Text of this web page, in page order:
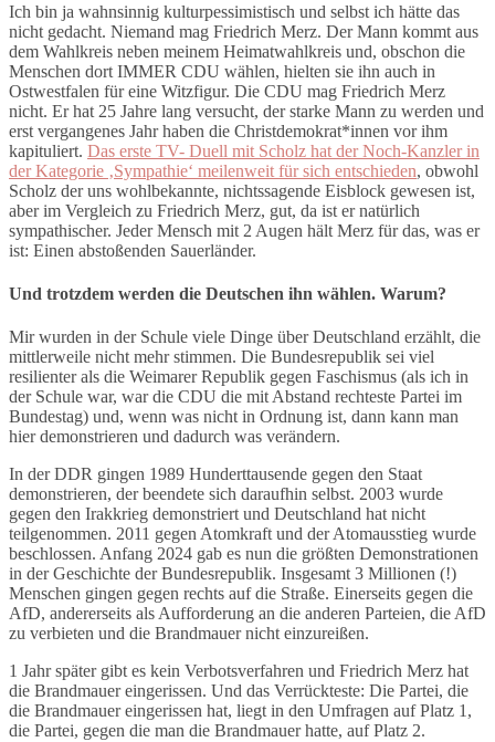
Ich bin ja wahnsinnig kulturpessimistisch und selbst ich hätte das
nicht gedacht. Niemand mag Friedrich Merz. Der Mann kommt aus
dem Wahlkreis neben meinem Heimatwahlkreis und, obschon die
Menschen dort IMMER CDU wählen, hielten sie ihn auch in
Ostwestfalen für eine Witzfigur. Die CDU mag Friedrich Merz
nicht. Er hat 25 Jahre lang versucht, der starke Mann zu werden und
erst vergangenes Jahr haben die Christdemokrat*innen vor ihm
kapituliert. Das erste TV- Duell mit Scholz hat der Noch-Kanzler in
der Kategorie ‚Sympathie‘ meilenweit für sich entschieden, obwohl
Scholz der uns wohlbekannte, nichtssagende Eisblock gewesen ist,
aber im Vergleich zu Friedrich Merz, gut, da ist er natürlich
sympathischer. Jeder Mensch mit 2 Augen hält Merz für das, was er
ist: Einen abstoßenden Sauerländer.
Und trotzdem werden die Deutschen ihn wählen. Warum?
Mir wurden in der Schule viele Dinge über Deutschland erzählt, die
mittlerweile nicht mehr stimmen. Die Bundesrepublik sei viel
resilienter als die Weimarer Republik gegen Faschismus (als ich in
der Schule war, war die CDU die mit Abstand rechteste Partei im
Bundestag) und, wenn was nicht in Ordnung ist, dann kann man
hier demonstrieren und dadurch was verändern.
In der DDR gingen 1989 Hunderttausende gegen den Staat
demonstrieren, der beendete sich daraufhin selbst. 2003 wurde
gegen den Irakkrieg demonstriert und Deutschland hat nicht
teilgenommen. 2011 gegen Atomkraft und der Atomausstieg wurde
beschlossen. Anfang 2024 gab es nun die größten Demonstrationen
in der Geschichte der Bundesrepublik. Insgesamt 3 Millionen (!)
Menschen gingen gegen rechts auf die Straße. Einerseits gegen die
AfD, andererseits als Aufforderung an die anderen Parteien, die AfD
zu verbieten und die Brandmauer nicht einzureißen.
1 Jahr später gibt es kein Verbotsverfahren und Friedrich Merz hat
die Brandmauer eingerissen. Und das Verrückteste: Die Partei, die
die Brandmauer eingerissen hat, liegt in den Umfragen auf Platz 1,
die Partei, gegen die man die Brandmauer hatte, auf Platz 2.